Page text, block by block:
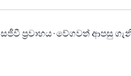
සජීවී ප්‍රවාහය · වේගවත් ආපසු